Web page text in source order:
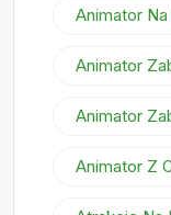
Animator
Animator
Animator
Animator Z